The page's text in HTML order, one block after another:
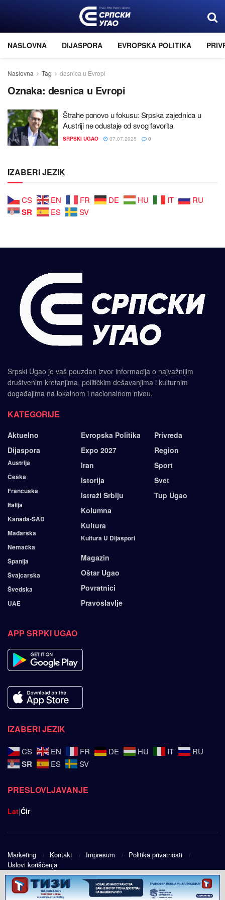
NASLOVNA DIJASPORA EVROPSKA POLITIKA
Naslovna Tag desnica u Evropi
Oznaka: desnica u Evropi
Štrahe ponovo u fokusu: Srpska zaјednica u
Austriјi ne odustaјe od svog favorita
SRPSKI UGAO 07.07.2025 0
IZABERI JEZIK
CS EN FR DE HU IT RU
SR ES SV
Srpski Ugao je vaš pouzdan izvor informacija o najvažnijim
društvenim kretanjima, političkim dešavanjima i kulturnim
događajima na lokalnom i nacionalnom nivou.
KATEGORIJE
Aktuelno
Dijaspora
Austrija
Češka
Francuska
Italija
Kanada-SAD
Mađarska
Nemačka
Španija
Švajcarska
Švedska
UAE
Evropska Politika
Expo 2027
Iran
Istorija
Istraži Srbiju
Kolumna
Kultura
Kultura U Dijaspori
Magazin
Oštar Ugao
Povratnici
Pravoslavlje
Privreda
Region
Sport
Svet
Tup Ugao
APP SRPKI UGAO
IZABERI JEZIK
CS EN FR DE HU IT RU
SR ES SV
PRESLOVLJAVANJE
Lat|Ćir
Marketing Kontakt Impresum
Politika privatnosti
Uslovi korišćenja
© 2025Srpski ugao - Design byPublic Eye doo